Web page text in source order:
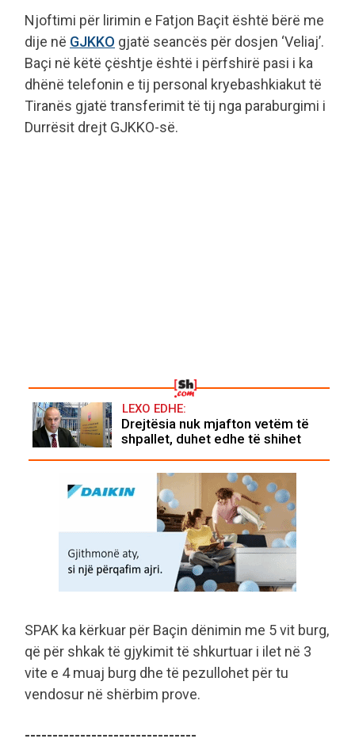
Njoftimi për lirimin e Fatjon Baçit është bërë me
dije në GJKKO gjatë seancës për dosjen ‘Veliaj’.
Baçi në këtë çështje është i përfshirë pasi i ka
dhënë telefonin e tij personal kryebashkiakut të
Tiranës gjatë transferimit të tij nga paraburgimi i
Durrësit drejt GJKKO-së.
LEXO EDHE:
Drejtësia nuk mjafton vetëm të
shpallet, duhet edhe të shihet
SPAK ka kërkuar për Baçin dënimin me 5 vit burg,
që për shkak të gjykimit të shkurtuar i ilet në 3
vite e 4 muaj burg dhe të pezullohet për tu
vendosur në shërbim prove.
-------------------------------